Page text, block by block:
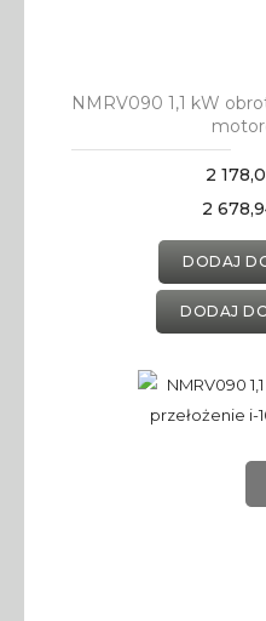
NMRV090 1,1 kW
2
2
DODAJ
DODAJ